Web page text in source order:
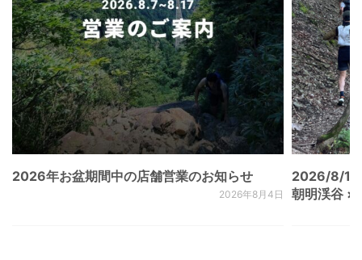
2026年お盆期間中の店舗営業のお知らせ
2026年8月4日
2026/8/
朝明渓谷 ×